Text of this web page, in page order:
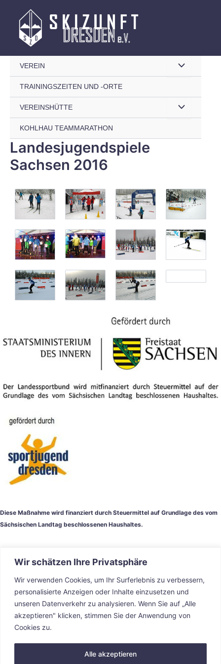
Wir schätzen Ihre Privatsphäre
Wir verwenden Cookies, um Ihr Surferlebnis zu verbessern,
personalisierte Anzeigen oder Inhalte einzusetzen und
unseren Datenverkehr zu analysieren. Wenn Sie auf „Alle
akzeptieren" klicken, stimmen Sie der Anwendung von
Cookies zu.
Alle akzeptieren
springen
VEREIN Menü
TRAININGSZEITEN UND -ORTE
VEREINSHÜTTE Menü
KOHLHAU TEAMMARATHON
Landesjugendspiele
Sachsen 2016
Diese Maßnahme wird finanziert durch Steuermittel auf Grundlage des vom
Sächsischen Landtag beschlossenen Haushaltes.
Datenschutzerklärung